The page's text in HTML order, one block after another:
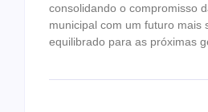
consolidando o compromisso
municipal com um futuro mais
equilibrado para as próximas